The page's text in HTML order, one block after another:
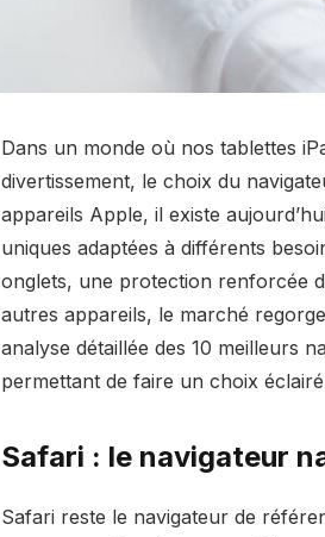
Dans un monde où nos tablettes
divertissement, le choix du
appareils Apple, il existe
uniques adaptées à différents
onglets, une protection renforcée
autres appareils, le marché
analyse détaillée des 10 meilleurs
permettant de faire un choix
Safari : le navigateur
Safari reste le navigateur de